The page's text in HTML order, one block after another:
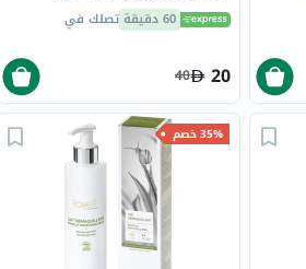
17323 60 دقيقة تصلك في
20
40
35% خصم